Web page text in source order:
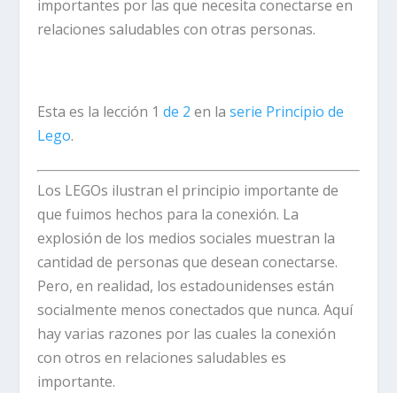
importantes por las que necesita conectarse en
relaciones saludables con otras personas.
Esta es la lección 1de 2 en laserie Principio de
Lego.
Los LEGOs ilustran el principio importante de
que fuimos hechos para la conexión. La
explosión de los medios sociales muestran la
cantidad de personas que desean conectarse.
Pero, en realidad, los estadounidenses están
socialmente menos conectados que nunca. Aquí
hay varias razones por las cuales la conexión
con otros en relaciones saludables es
importante.